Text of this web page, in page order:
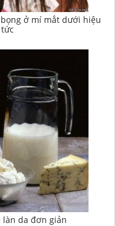
ở mí mắt dưới hiệu
làn da đơn giản